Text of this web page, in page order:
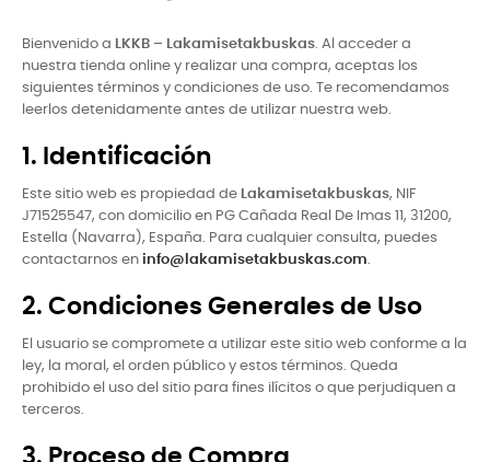
Bienvenido a LKKB – Lakamisetakbuskas. Al acceder a
nuestra tienda online y realizar una compra, aceptas los
siguientes términos y condiciones de uso. Te recomendamos
leerlos detenidamente antes de utilizar nuestra web.
1. Identificación
Este sitio web es propiedad de Lakamisetakbuskas, NIF
J71525547, con domicilio en PG Cañada Real De Imas 11, 31200,
Estella (Navarra), España. Para cualquier consulta, puedes
contactarnos en info@lakamisetakbuskas.com.
2. Condiciones Generales de Uso
El usuario se compromete a utilizar este sitio web conforme a la
ley, la moral, el orden público y estos términos. Queda
prohibido el uso del sitio para fines ilícitos o que perjudiquen a
terceros.
3. Proceso de Compra